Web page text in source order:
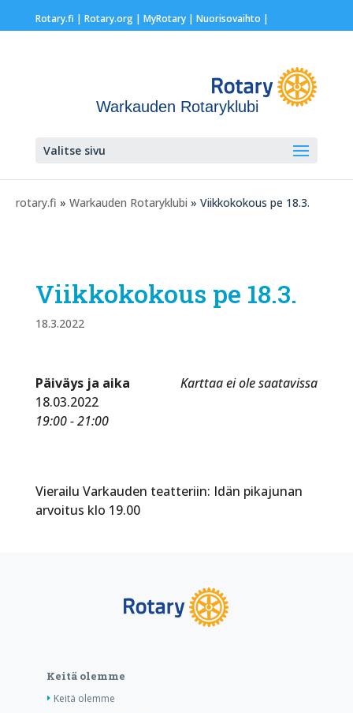
Rotary.fi | Rotary.org| MyRotary | Nuorisovaihto |
Warkauden Rotaryklubi
Valitse sivu
rotary.fi » Warkauden Rotaryklubi » Viikkokokous pe 18.3.
Viikkokokous pe 18.3.
18.3.2022
Karttaa ei ole saatavissa
Päiväys ja aika
18.03.2022
19:00 - 21:00
Vierailu Varkauden teatteriin: Idän pikajunan
arvoitus klo 19.00
Keitä olemme
Keitä olemme